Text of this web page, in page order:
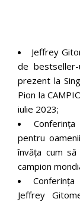
Jeffrey
de
prezent la
Pion la
iulie 2023;
pentru
învăța cum
campion
Jeffrey